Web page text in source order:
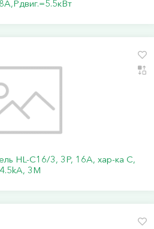
HL-C16/3, 3P, 16A, хар-ка C,
4.5kA, 3M